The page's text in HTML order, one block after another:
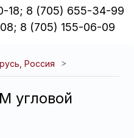
18; 8 (705) 655-34-99
8 (705) 155-06-09
Россия
угловой